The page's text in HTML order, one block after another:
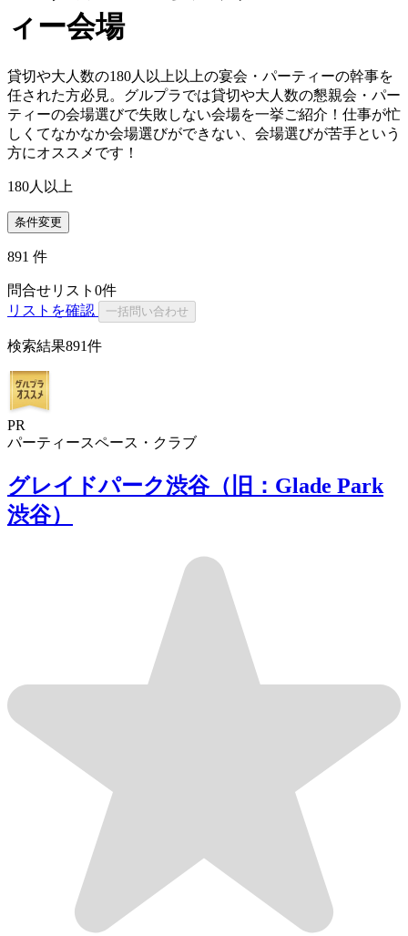
ィー会場
貸切や大人数の180人以上以上の宴会・パーティーの幹事を
任された方必見。グルプラでは貸切や大人数の懇親会・パー
ティーの会場選びで失敗しない会場を一挙ご紹介！仕事が忙
しくてなかなか会場選びができない、会場選びが苦手という
方にオススメです！
180人以上
条件変更
891 件
問合せリスト 0件
リストを確認
一括問い合わせ
検索結果891件
PR
パーティースペース・クラブ
グレイドパーク渋谷（旧：Glade Park
渋谷）